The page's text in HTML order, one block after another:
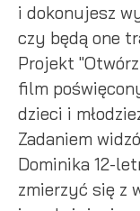
i dokonujesz
czy będą one
Projekt
film
dzieci i
Zadaniem
Dominika 12-
zmierzyć się z